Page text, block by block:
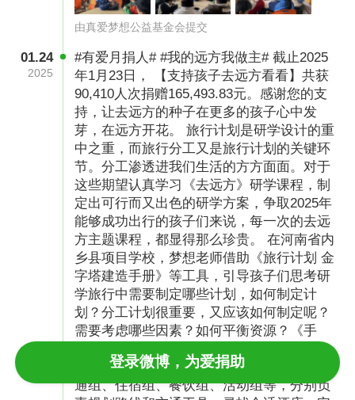
由真爱梦想公益基金会提交
01.24
2025
#有爱月捐人# #我的远方我做主# 截止2025
年1月23日， 【支持孩子去远方看看】共获
90,410人次捐赠165,493.83元。感谢您的支
持，让去远方的种子在更多的孩子心中发
芽，在远方开花。 旅行计划是研学设计的重
中之重，而旅行分工又是旅行计划的关键环
节。分工渗透进我们生活的方方面面。对于
这些期望认真学习《去远方》研学课程，制
定出可行而又出色的研学方案，争取2025年
能够成功出行的孩子们来说，每一次的去远
方主题课程，都显得那么珍贵。 在河南省内
乡县项目学校，梦想老师借助《旅行计划 金
字塔建造手册》等工具，引导孩子们思考研
学旅行中需要制定哪些计划，如何制定计
划？分工计划很重要，又应该如何制定呢？
需要考虑哪些因素？如何平衡资源？《手
划，尤其是旅行中的分工计划。可以分成交
通组、住宿组、餐饮组、活动组等，分别负
登录微博，为爱捐助